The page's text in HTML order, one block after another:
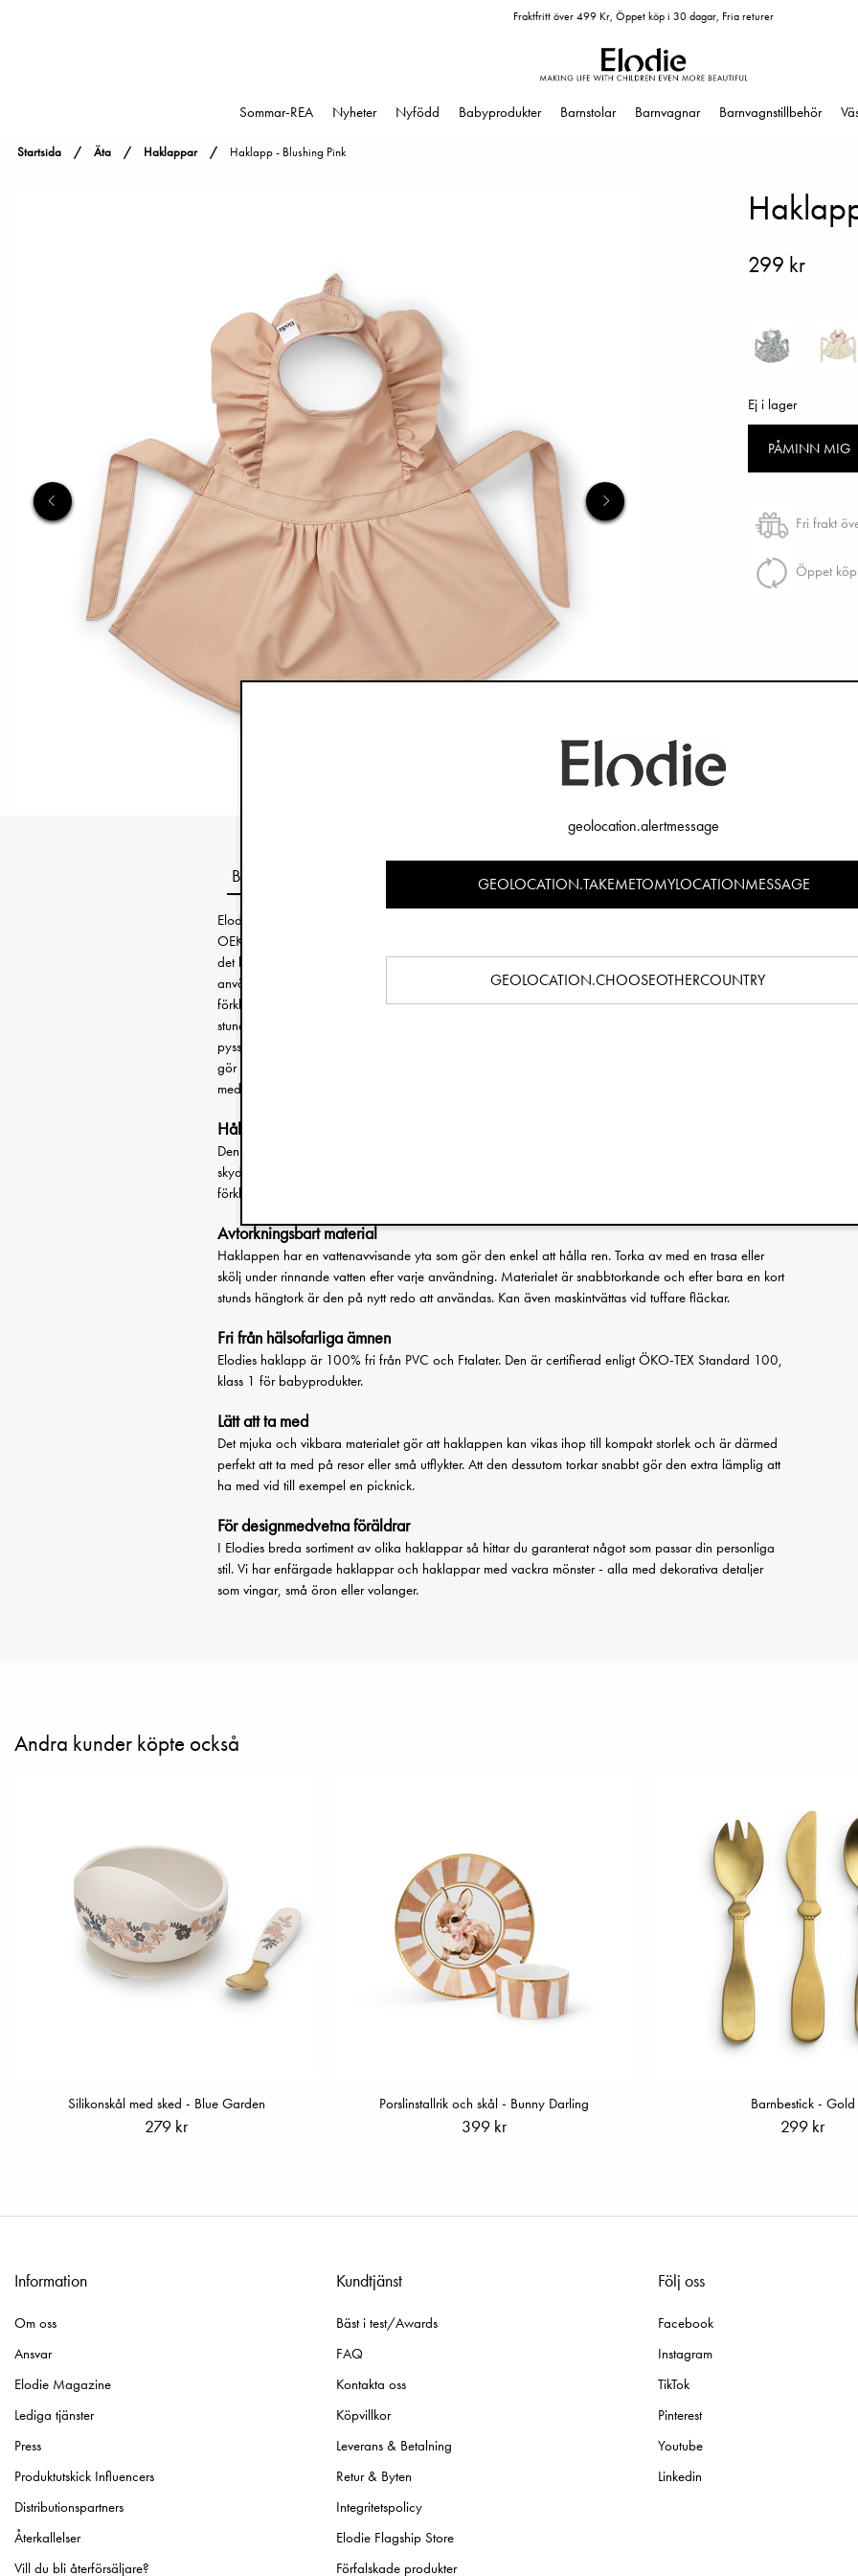
Fraktfritt över 499 Kr, Öppet köp i 30 dagar, Fria returer
Sommar-REA Nyheter Nyfödd Babyprodukter Barnstolar Barnvagnar Barnvagnstillbehör
Startsida Äta Haklappar Haklapp - Blushing Pink
299 kr
Ej i lager
PÅMINN MIG
Fri frakt
Öppet
Beskrivning Specifikation
Elodies vackra haklappar är en uppskattad vardagsfavorit hos många småbarnsfamiljer. Med sitt
OEKO-TEX® certifierade och snabbtorkande material, perfekta passform och höga funktionalitet är
det lätt att förstå varför. Torka eller skölj bara av den efter varje användning så är den redo att
användas på nytt efter en kort stund. Den breda formen täcker både axlar och bröst. Den eleganta,
förklädesinspirerade modellen ger ett generöst skydd under de mest kladdiga – och festliga –
stunderna. Idealisk vid bakning, när tårtan ska dekoreras eller som stilfullt skydd vid alla kreativa
pysselstunder. Haklappen fästs i nacken med ett stort, mjukt kardborrefäste som ger ställbar storlek och
gör att den passar även för äldre barn. En fantastisk haklapp full av smarta funktioner som gör livet
med små barn ännu vackrare.
Håller kläder rena
Den väl tilltagna storleken och det mjuka, följsamma materialet gör detta till en bekväm haklapp som
skyddar kläder extra väl. Modellen täcker inte bara bröstet utan även axlar och skuldror. Den
förklädesinspirerade designen ger elegant skydd vid både kladdiga och festliga stunder.
Avtorkningsbart material
Haklappen har en vattenavvisande yta som gör den enkel att hålla ren. Torka av med en trasa eller
skölj under rinnande vatten efter varje användning. Materialet är snabbtorkande och efter bara en kort
stunds hängtork är den på nytt redo att användas. Kan även maskintvättas vid tuffare fläckar.
Fri från hälsofarliga ämnen
Elodies haklapp är 100% fri från PVC och Ftalater. Den är certifierad enligt ÖKO-TEX Standard 100,
klass 1 för babyprodukter.
Lätt att ta med
Det mjuka och vikbara materialet gör att haklappen kan vikas ihop till kompakt storlek och är därmed
perfekt att ta med på resor eller små utflykter. Att den dessutom torkar snabbt gör den extra lämplig att
ha med vid till exempel en picknick.
För designmedvetna föräldrar
I Elodies breda sortiment av olika haklappar så hittar du garanterat något som passar din personliga
stil. Vi har enfärgade haklappar och haklappar med vackra mönster - alla med dekorativa detaljer
som vingar, små öron eller volanger.
Andra kunder köpte också
Silikonskål med sked - Blue Garden
279 kr
Porslinstallrik och skål - Bunny Darling
399 kr
Barnbestick - Gold
299 kr
Information
Om oss
Ansvar
Elodie Magazine
Lediga tjänster
Press
Produktutskick Influencers
Distributionspartners
Återkallelser
Vill du bli återförsäljare?
Kundtjänst
Bäst i test/Awards
FAQ
Kontakta oss
Köpvillkor
Leverans & Betalning
Retur & Byten
Integritetspolicy
Elodie Flagship Store
Förfalskade produkter
Följ oss
Facebook
Instagram
TikTok
Pinterest
Youtube
Linkedin
geolocation.alertmessage
GEOLOCATION.TAKEMETOMYLOCATIONMESSAGE
GEOLOCATION.CHOOSEOTHERCOUNTRY